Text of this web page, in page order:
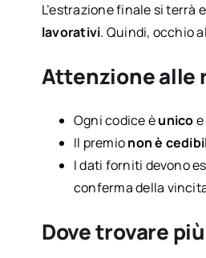
L’estrazione finale si terrà
lavorativi. Quindi, occhio
Attenzione alle
Ogni codice èunico
Il premionon è
I dati forniti devono
conferma della
Dove trovare